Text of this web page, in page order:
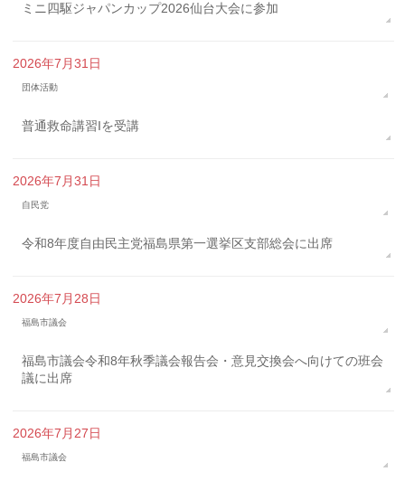
ミニ四駆ジャパンカップ2026仙台大会に参加
2026年7月31日
団体活動
普通救命講習Iを受講
2026年7月31日
自民党
令和8年度自由民主党福島県第一選挙区支部総会に出席
2026年7月28日
福島市議会
福島市議会令和8年秋季議会報告会・意見交換会へ向けての班会
議に出席
2026年7月27日
福島市議会